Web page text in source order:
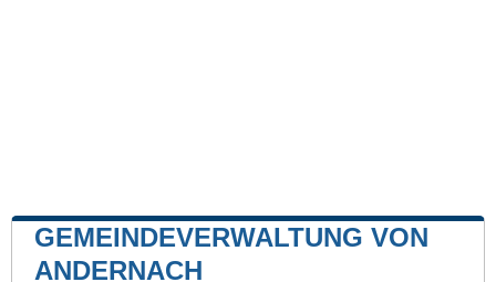
GEMEINDEVERWALTUNG VON
ANDERNACH